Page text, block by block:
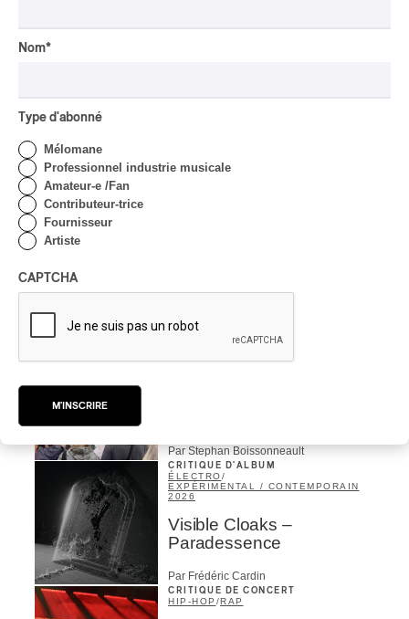
Lanaudière 2026 | Un
phénoménale
Par Marc-Antoine Bernier
CRITIQUE DE CONCERT
Par Stephan Boissonneault
CRITIQUE D'ALBUM
ÉLECTRO/
EXPÉRIMENTAL / CONTEMPORAIN
2026
Visible Cloaks –
Paradessence
Par Frédéric Cardin
CRITIQUE DE CONCERT
HIP-HOP /RAP
Nom*
Type d'abonné
Mélomane
Professionnel industrie musicale
Amateur-e /Fan
Contributeur-trice
Fournisseur
Artiste
CAPTCHA
M'INSCRIRE